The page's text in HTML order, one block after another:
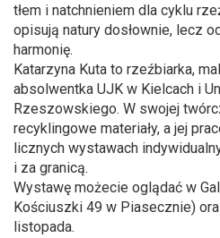
tłem i natchnieniem dla cyklu
opisują natury dosłownie, lecz
harmonię.
Katarzyna Kuta to rzeźbiarka,
absolwentka UJK w Kielcach i
Rzeszowskiego. W swojej
recyklingowe materiały, a jej
licznych wystawach
i za granicą.
Wystawę możecie oglądać w
Kościuszki 49 w Piasecznie)
listopada.